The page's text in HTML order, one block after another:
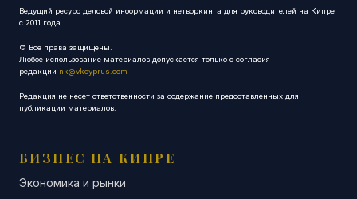
Ведущий ресурс деловой информации и нетворкинга для руководителей на Кипре
с 2011 года.
© Все права защищены.
Любое использование материалов допускается только с согласия
редакции nk@vkcyprus.com
Редакция не несет ответственности за содержание предоставленных для
публикации материалов.
БИЗНЕС НА КИПРЕ
Экономика и рынки